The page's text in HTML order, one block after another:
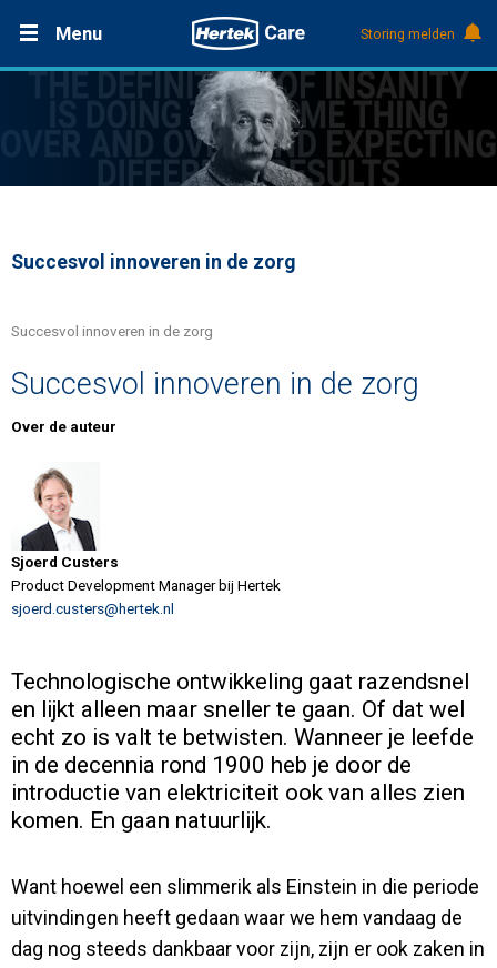
Menu
Support & contact
Storing melden
Productdocumentatie (DMS)
+31 (0)495 584111
Succesvol innoveren in de zorg
Succesvol innoveren in de zorg
Succesvol innoveren in de zorg
Over de auteur
Sjoerd Custers
Product Development Manager bij Hertek
sjoerd.custers@hertek.nl
Technologische ontwikkeling gaat razendsnel
en lijkt alleen maar sneller te gaan. Of dat wel
echt zo is valt te betwisten. Wanneer je leefde
in de decennia rond 1900 heb je door de
introductie van elektriciteit ook van alles zien
komen. En gaan natuurlijk.
Want hoewel een slimmerik als Einstein in die periode
uitvindingen heeft gedaan waar we hem vandaag de
dag nog steeds dankbaar voor zijn, zijn er ook zaken in